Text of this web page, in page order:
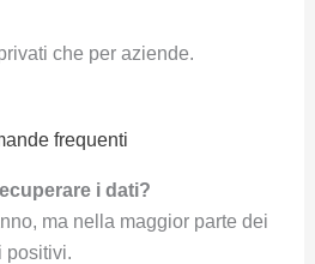
che per aziende.
frequenti
i dati?
ma nella maggior parte dei
positivi.